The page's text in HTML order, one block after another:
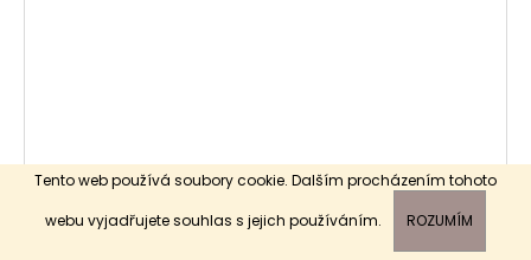
Tento web používá soubory cookie. Dalším procházením tohoto
webu vyjadřujete souhlas s jejich používáním.
ROZUMÍM